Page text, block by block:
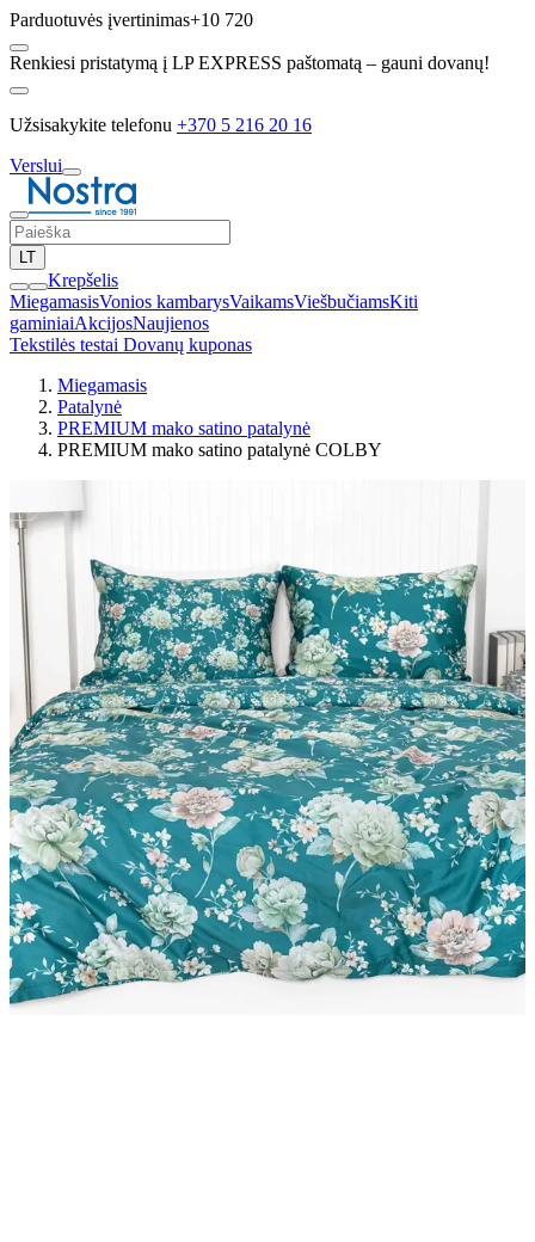
Parduotuvės įvertinimas+10 720
Renkiesi pristatymą į LP EXPRESS paštomatą – gauni dovanų!
Užsisakykite telefonu +370 5 216 20 16
Verslui
LT
Krepšelis
MiegamasisVonios kambarysVaikamsViešbučiamsKiti
gaminiaiAkcijosNaujienos
Tekstilės testai Dovanų kuponas
Miegamasis
Patalynė
PREMIUM mako satino patalynė
PREMIUM mako satino patalynė COLBY